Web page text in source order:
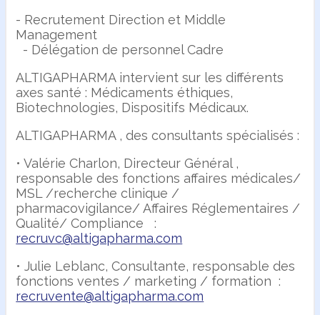
- Recrutement Direction et Middle
Management
- Délégation de personnel Cadre
ALTIGAPHARMA intervient sur les différents
axes santé : Médicaments éthiques,
Biotechnologies, Dispositifs Médicaux.
ALTIGAPHARMA , des consultants spécialisés :
• Valérie Charlon, Directeur Général ,
responsable des fonctions affaires médicales/
MSL /recherche clinique /
pharmacovigilance/ Affaires Réglementaires /
Qualité/ Compliance :
recruvc@altigapharma.com
• Julie Leblanc, Consultante, responsable des
fonctions ventes / marketing / formation :
recruvente@altigapharma.com